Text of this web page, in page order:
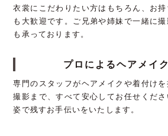
衣裳にこだわりたい方はもちろん、お
も大歓迎です。ご兄弟や姉妹で一緒に
も承っております。
プロによるヘアメイ
専門のスタッフがヘアメイクや着付け
撮影まで、すべて安心してお任せくだ
姿で残すお手伝いをいたします。